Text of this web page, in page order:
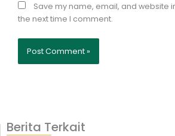
Save my name, email, and website
the next time I comment.
Berita Terkait